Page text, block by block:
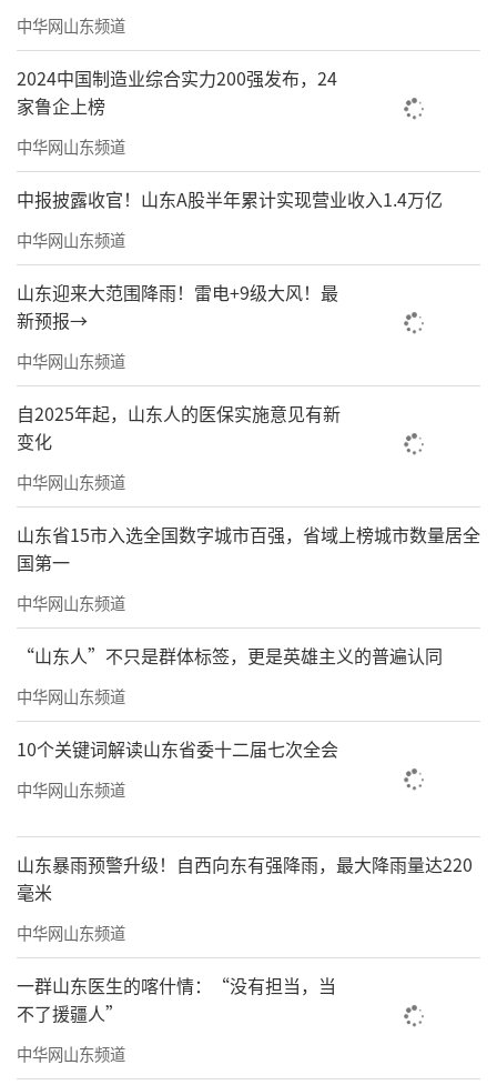
中华网山东频道
2024中国制造业综合实力200强发布，24
家鲁企上榜
中华网山东频道
中报披露收官！山东A股半年累计实现营业收入1.4万亿
中华网山东频道
山东迎来大范围降雨！雷电+9级大风！最
新预报→
中华网山东频道
自2025年起，山东人的医保实施意见有新
变化
中华网山东频道
山东省15市入选全国数字城市百强，省域上榜城市数量居全
国第一
中华网山东频道
“山东人”不只是群体标签，更是英雄主义的普遍认同
中华网山东频道
10个关键词解读山东省委十二届七次全会
中华网山东频道
山东暴雨预警升级！自西向东有强降雨，最大降雨量达220
毫米
中华网山东频道
一群山东医生的喀什情：“没有担当，当
不了援疆人”
中华网山东频道